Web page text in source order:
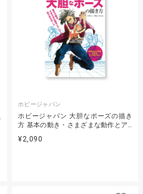
ホビージャパン
ホビージャパン 大胆なポーズの描き
方 基本の動き・さまざまな動作とア…
¥2,090